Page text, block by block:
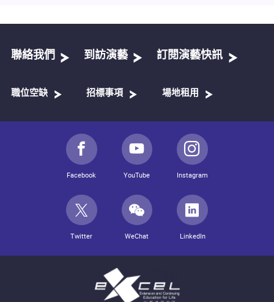
聯絡我們 到訪演藝 訂閱演藝快訊
職位空缺 招標事項 場地租用
Facebook YouTube Instagram
Twitter WeChat LinkedIn